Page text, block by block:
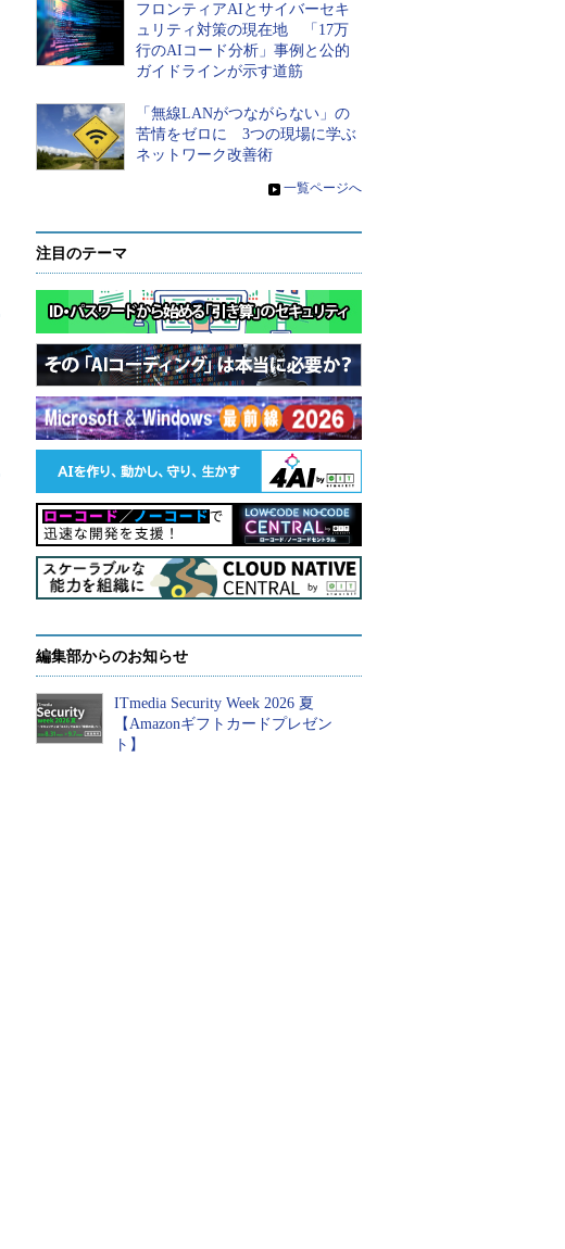
フロンティアAIとサイバーセキ
ュリティ対策の現在地 「17万
行のAIコード分析」事例と公的
ガイドラインが示す道筋
「無線LANがつながらない」の
苦情をゼロに 3つの現場に学ぶ
ネットワーク改善術
» 一覧ページへ
注目のテーマ
編集部からのお知らせ
ITmedia Security Week 2026 夏
【Amazonギフトカードプレゼン
ト】